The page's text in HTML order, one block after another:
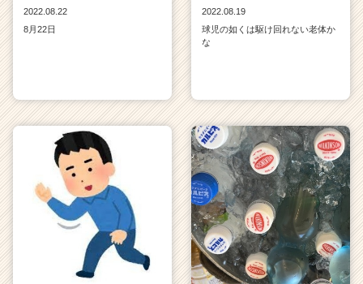
2022.08.22
8月22日
2022.08.19
球児の如くは駆け回れない老体か
な